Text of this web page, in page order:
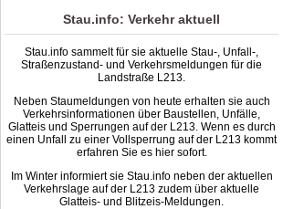
Stau.info: Verkehr aktuell
Stau.info sammelt für sie aktuelle Stau-, Unfall-,
Straßenzustand- und Verkehrsmeldungen für die
Landstraße L213.
Neben Staumeldungen von heute erhalten sie auch
Verkehrsinformationen über Baustellen, Unfälle,
Glatteis und Sperrungen auf der L213. Wenn es durch
einen Unfall zu einer Vollsperrung auf der L213 kommt
erfahren Sie es hier sofort.
Im Winter informiert sie Stau.info neben der aktuellen
Verkehrslage auf der L213 zudem über aktuelle
Glatteis- und Blitzeis-Meldungen.